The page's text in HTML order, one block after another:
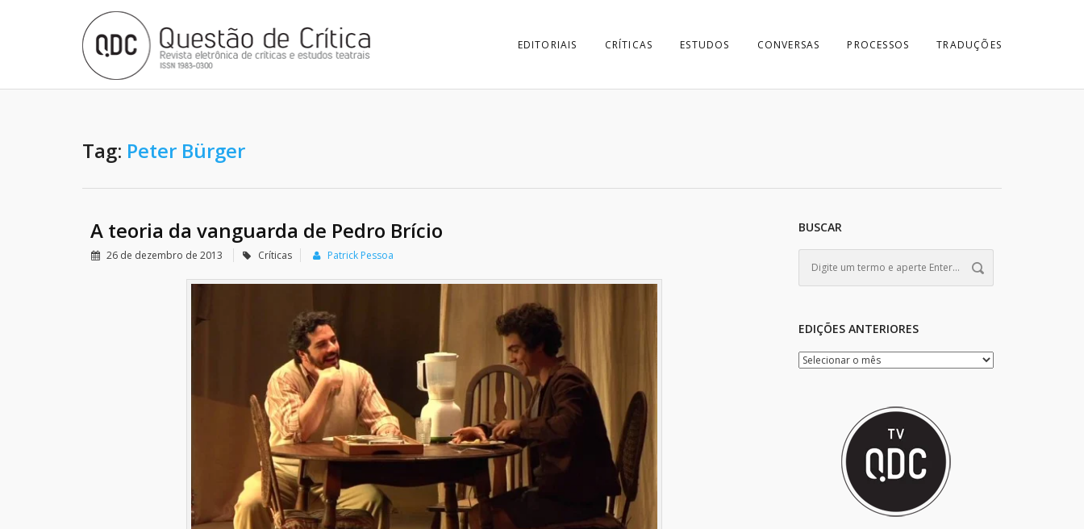
EDITORIAIS CRÍTICAS ESTUDOS CONVERSAS PROCESSOS TRADUÇÕES
Tag: Peter Bürger
A teoria da vanguarda de Pedro Brício
26 de dezembro de 2013 Críticas Patrick Pessoa
BUSCAR
EDIÇÕES ANTERIORES